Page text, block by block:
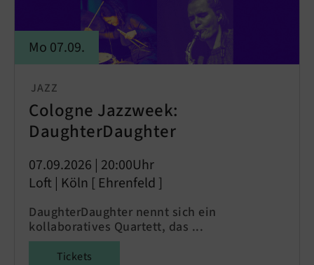
JAZZ
Cologne Jazzweek:
DaughterDaughter
07.09.2026 | 20:00Uhr
Loft | Köln [ Ehrenfeld ]
DaughterDaughter nennt sich ein
kollaboratives Quartett, das ...
Tickets
Mo 07.09.